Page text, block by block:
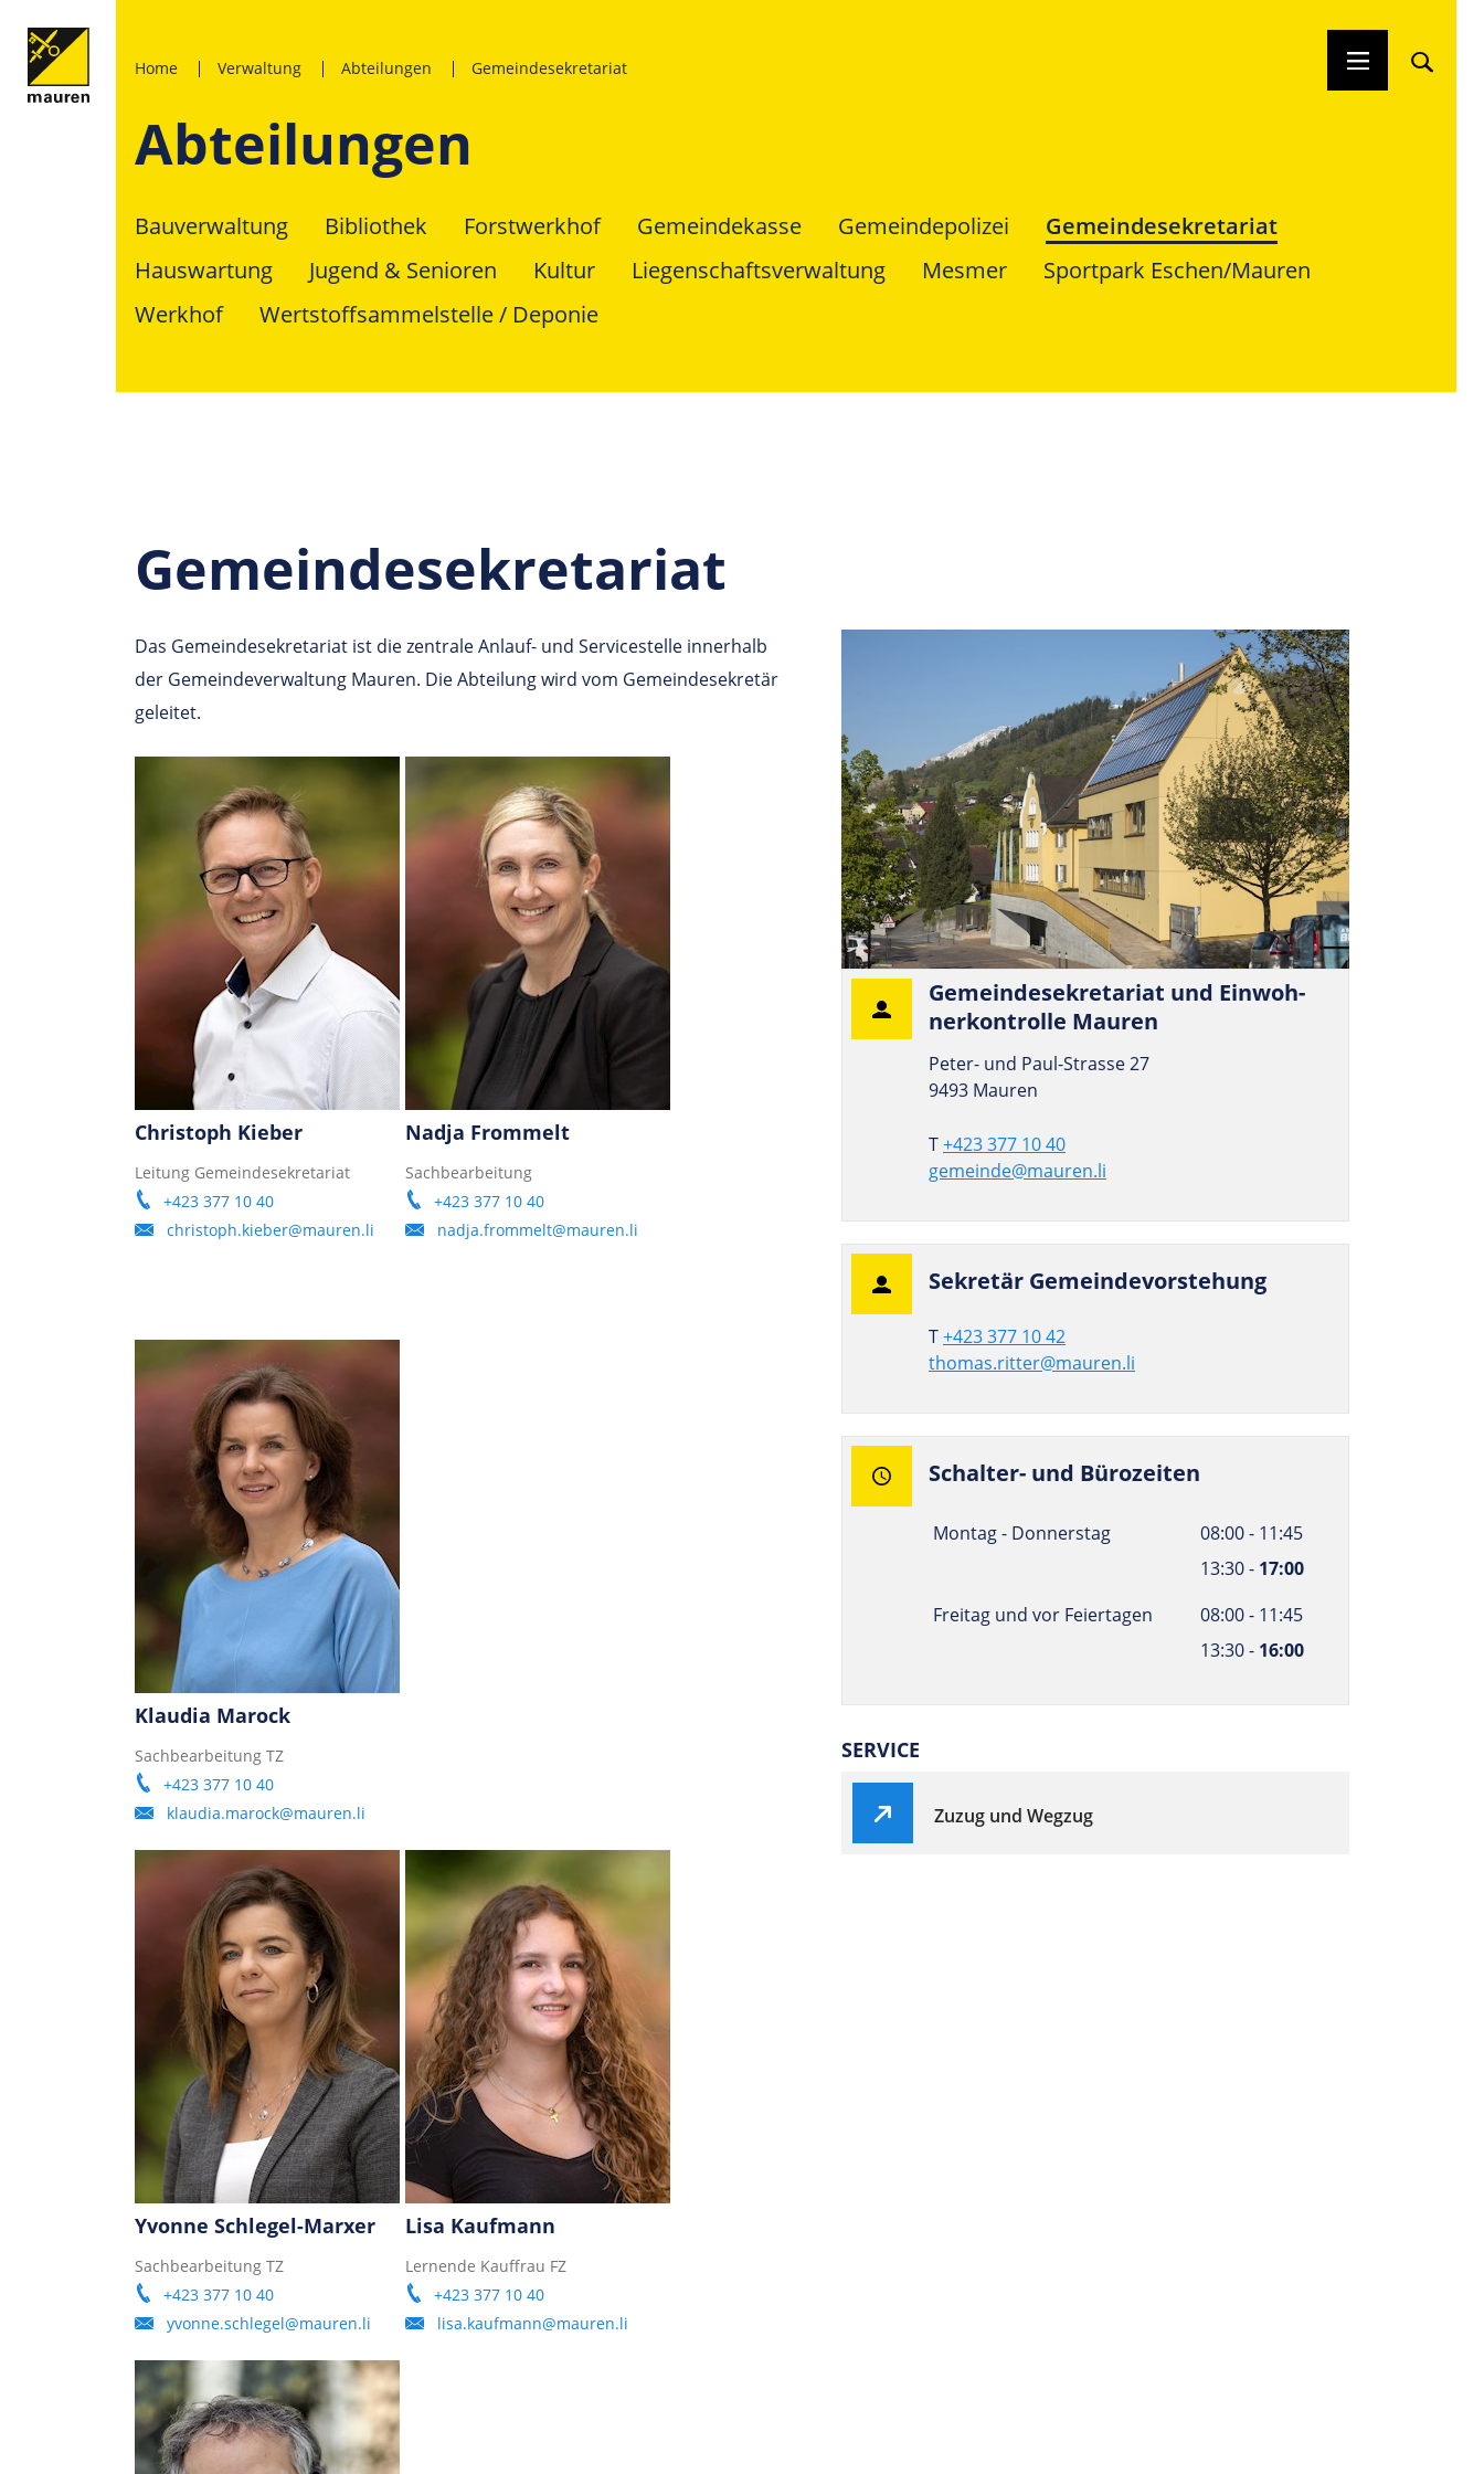
Home Verwaltung Abteilungen Gemeindesekretariat
Abteilungen
Bauverwaltung Bibliothek Forstwerkhof Gemeindekasse Gemeindepolizei
Gemeindesekretariat
Hauswartung
Jugend & Senioren Kultur Liegenschaftsverwaltung Mesmer
Sportpark Eschen/Mauren
Werkhof
Wertstoffsammelstelle / Deponie
Gemeindes­ekretariat
Das Gemeindesekretariat ist die zentrale Anlauf- und Servicestelle innerhalb
der Gemeindeverwaltung Mauren. Die Abteilung wird vom Gemeindesekretär
geleitet.
Christoph Kieber
Leitung Gemeindesekretariat
+423 377 10 40
christoph.kieber@mauren.li
Nadja Frommelt
Sachbearbeitung
+423 377 10 40
nadja.frommelt@mauren.li
Klaudia Marock
Sachbearbeitung TZ
+423 377 10 40
klaudia.marock@mauren.li
Yvonne Schlegel-Marxer
Sachbearbeitung TZ
+423 377 10 40
yvonne.schlegel@mauren.li
Lisa Kaufmann
Lernende Kauffrau FZ
+423 377 10 40
lisa.kaufmann@mauren.li
Gemein­dese­kre­ta­riat und Ein­woh­
ner­kon­trolle Mauren
Peter- und Paul-Strasse 27
9493 Mauren
T+423 377 10 40
gemeinde@mauren.li
Sekretär Gemeindevorstehung
T+423 377 10 42
thomas.ritter@mauren.li
Schalter- und Bürozeiten
Montag - Donnerstag
08:00 - 11:45
13:30 - 17:00
Freitag und vor Feiertagen
08:00 - 11:45
13:30 - 16:00
SERVICE
Zuzug und Wegzug